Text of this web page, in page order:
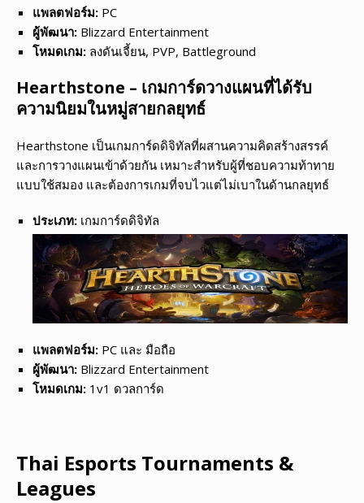
แพลตฟอร์ม: PC
ผู้พัฒนา: Blizzard Entertainment
โหมดเกม: ลงดันเจี้ยน, PVP, Battleground
Hearthstone – เกมการ์ดวางแผนที่ได้รับ
ความนิยมในหมู่สายกลยุทธ์
Hearthstone เป็นเกมการ์ดดิจิทัลที่ผสานความคิดสร้างสรรค์
และการวางแผนเข้าด้วยกัน เหมาะสำหรับผู้ที่ชอบความท้าทาย
แบบใช้สมอง และต้องการเกมที่จบไวแต่ไม่เบาในด้านกลยุทธ์
ประเภท: เกมการ์ดดิจิทัล
แพลตฟอร์ม: PC และ มือถือ
ผู้พัฒนา: Blizzard Entertainment
โหมดเกม: 1v1 ดวลการ์ด
Thai Esports Tournaments &
Leagues